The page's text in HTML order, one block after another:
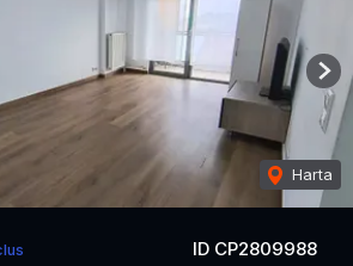
ID CP2809988
Harta